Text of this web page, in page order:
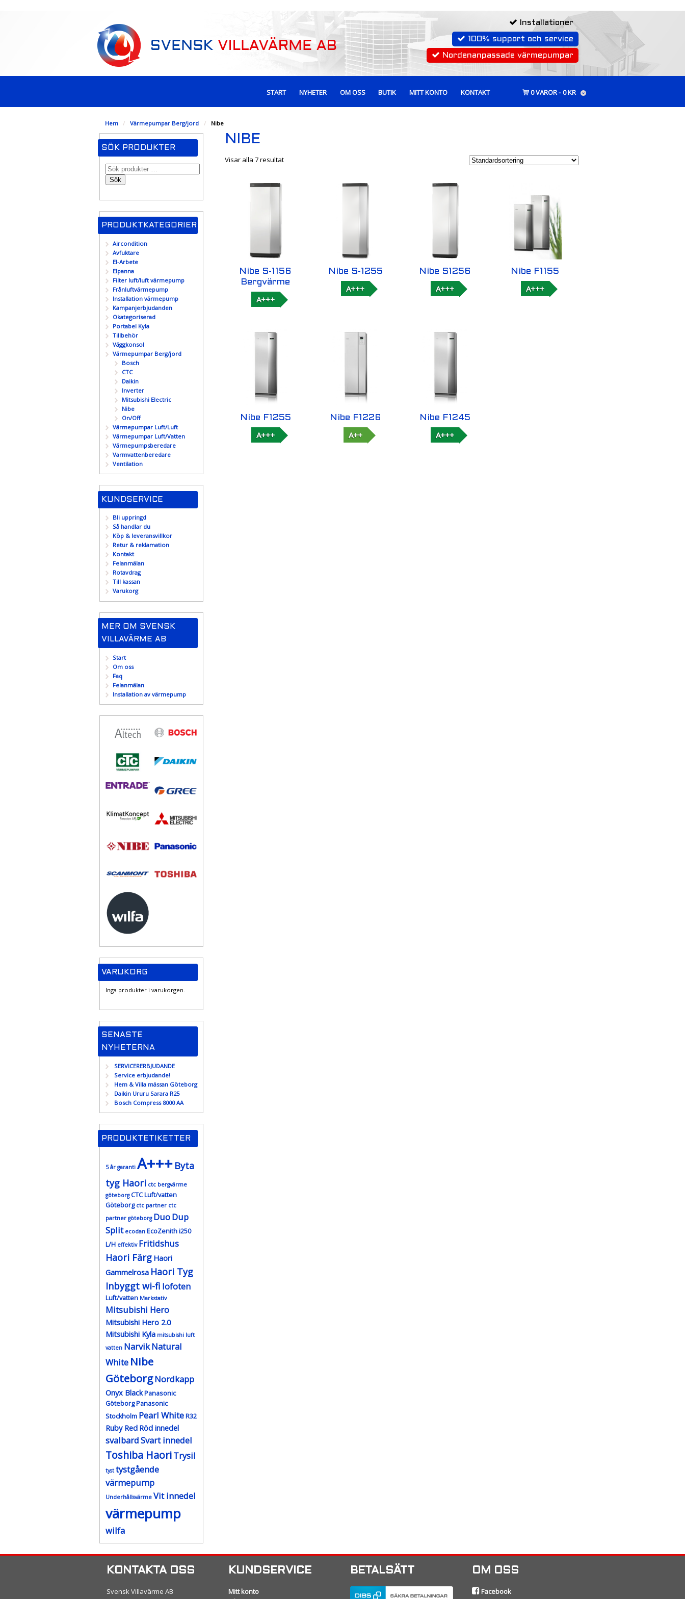
Installationer
100% support och service
Nordenanpassade värmepumpar
START NYHETER OM OSS BUTIK MITT KONTO KONTAKT 0 VAROR 0 KR
Hem / Värmepumpar Berg/jord / Nibe
NIBE
Visar alla 7 resultat
Nibe S-1156
Bergvärme
A+++
Nibe S-1255
A+++
Nibe S1256
A+++
Nibe F1155
A+++
Nibe F1255
A+++
Nibe F1226
A++
Nibe F1245
A+++
SÖK PRODUKTER
Sök
PRODUKTKATEGORIER
Aircondition
Avfuktare
El-Arbete
Elpanna
Filter luft/luft värmepump
Frånluftvärmepump
Installation värmepump
Kampanjerbjudanden
Okategoriserad
Portabel Kyla
Tillbehör
Väggkonsol
Värmepumpar Berg/jord
Bosch
CTC
Daikin
Inverter
Mitsubishi Electric
Nibe
On/Off
Värmepumpar Luft/Luft
Värmepumpar Luft/Vatten
Värmepumpsberedare
Varmvattenberedare
Ventilation
KUNDSERVICE
Bli uppringd
Så handlar du
Köp & leveransvillkor
Retur & reklamation
Kontakt
Felanmälan
Rotavdrag
Till kassan
Varukorg
MER OM SVENSK
VILLAVÄRME AB
Start
Om oss
Faq
Felanmälan
Installation av värmepump
VARUKORG
Inga produkter i varukorgen.
SENASTE
NYHETERNA
SERVICERERBJUDANDE
Service erbjudande!
Hem & Villa mässan Göteborg
Daikin Ururu Sarara R25
Bosch Compress 8000 AA
PRODUKTETIKETTER
5 år garanti A+++ Byta
tyg Haori ctc bergvärme
göteborg CTC Luft/vatten
Göteborg ctc partner ctc
partner göteborg DuoDup
Split ecodan EcoZenith i250
L/H effektiv Fritidshus
Haori Färg Haori
Gammelrosa Haori Tyg
Inbyggt wi-fi lofoten
Luft/vatten Markstativ
Mitsubishi Hero
Mitsubishi Hero 2.0
Mitsubishi Kyla mitsubishi luft
vatten NarvikNatural
White Nibe
GöteborgNordkapp
Onyx Black Panasonic
Göteborg Panasonic
Stockholm Pearl White R32
Ruby Red Röd innedel
svalbardSvart innedel
Toshiba HaoriTrysil
tyst tystgående
värmepump
Underhållsvärme Vit innedel
värmepump
wilfa
KONTAKTA OSS
Svensk Villavärme AB
KUNDSERVICE
Mitt konto
BETALSÄTT OM OSS
Facebook